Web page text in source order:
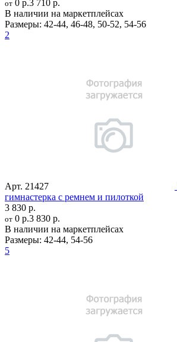
от 0 р.3 710 р.
В наличии на маркетплейсах
Размеры: 42-44, 46-48, 50-52, 54-56
2
Арт. 21427
гимнастерка с ремнем и пилоткой
3 830 р.
от 0 р.3 830 р.
В наличии на маркетплейсах
Размеры: 42-44, 54-56
5